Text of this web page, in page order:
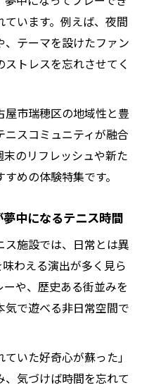
ンタジー体験のすす
非日常スポット厳選
い週末の穴場スポッ
の新提案
み合わせる楽しみ方
味わう大人の休日
ラスしたテニス旅提
の文化散策ルート
テニス散策を楽しも
います。例えば、夜間
テーマを設けたファン
トレスを忘れさせてく
屋市瑞穂区の地域性と豊
スコミュニティが融合
のリフレッシュや新た
めの体験特集です。
中になるテニス時間
施設では、日常とは異
わえる演出が多く見ら
や、歴史ある街並みを
で遊べる非日常空間で
いた好奇心が蘇った」
、気づけば時間を忘れて